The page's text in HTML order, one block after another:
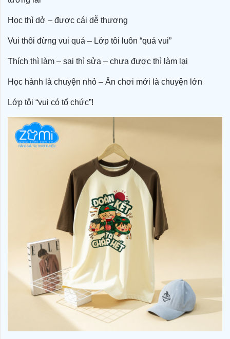
Học thì dở – được cái dễ thương
Vui thôi đừng vui quá – Lớp tôi luôn “quá vui”
Thích thì làm – sai thì sửa – chưa được thì làm lại
Học hành là chuyện nhỏ – Ăn chơi mới là chuyện lớn
Lớp tôi “vui có tổ chức”!